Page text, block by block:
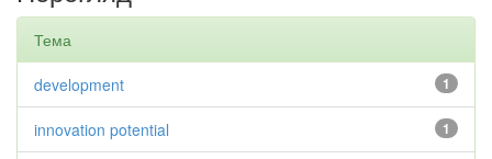
Тема
1
development
1
innovation potential